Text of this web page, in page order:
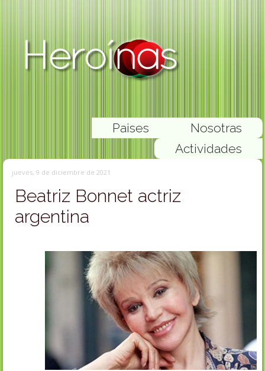
Nosotras
Paises
Actividades
jueves, 9 de diciembre de 2021
Beatriz Bonnet actriz
argentina